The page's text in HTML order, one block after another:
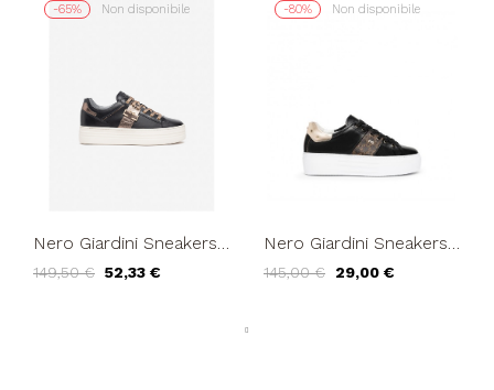
-65% Non disponibile
Nero Giardini Sneakers
Fibbia Laterale Nero
149,50 € 52,33 €
-80% Non disponibile
Nero Giardini Sneakers
Laterale Nero
145,00 € 29,00 €